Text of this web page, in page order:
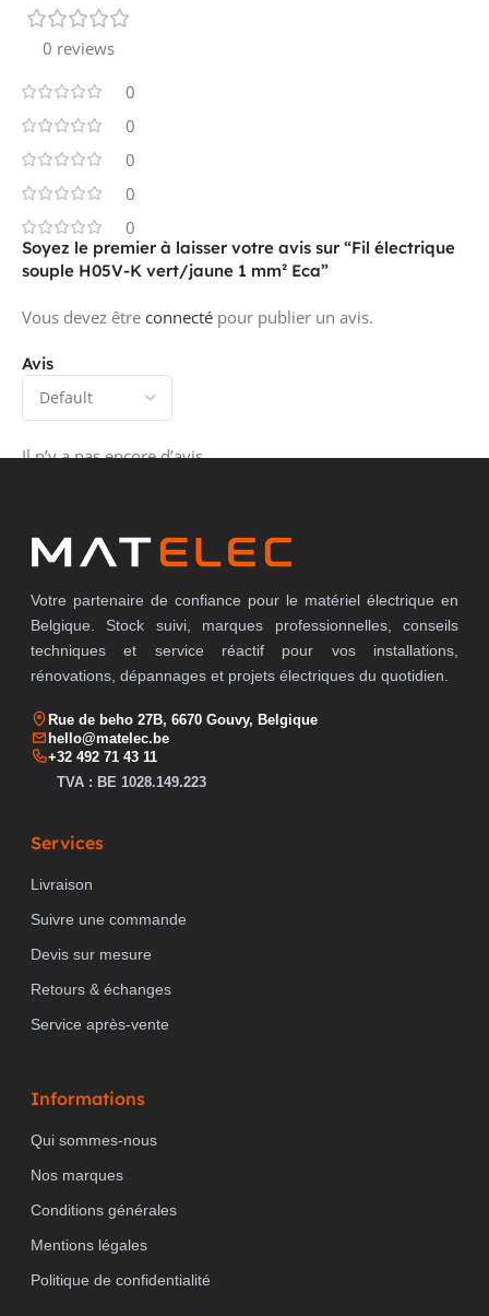
0 reviews
0
0
0
0
0
Avis
Il n’y a pas encore d’avis.
Soyez le premier à laisser votre avis sur “Fil électrique
souple H05V-K vert/jaune 1 mm² Eca”
Vous devez être connecté pour publier un avis.
Votre partenaire de confiance pour le matériel électrique en
Belgique. Stock suivi, marques professionnelles, conseils
techniques et service réactif pour vos installations,
rénovations, dépannages et projets électriques du quotidien.
Rue de beho 27B, 6670 Gouvy, Belgique
hello@matelec.be
+32 492 71 43 11
TVA : BE 1028.149.223
Services
Livraison
Suivre une commande
Devis sur mesure
Retours & échanges
Service après-vente
Informations
Qui sommes-nous
Nos marques
Conditions générales
Mentions légales
Politique de confidentialité